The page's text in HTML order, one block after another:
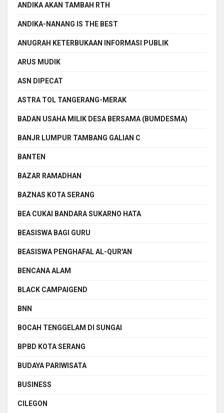
ANDIKA AKAN TAMBAH RTH
ANDIKA-NANANG IS THE BEST
ANUGRAH KETERBUKAAN INFORMASI PUBLIK
ARUS MUDIK
ASN DIPECAT
ASTRA TOL TANGERANG-MERAK
BADAN USAHA MILIK DESA BERSAMA (BUMDESMA)
BANJR LUMPUR TAMBANG GALIAN C
BANTEN
BAZAR RAMADHAN
BAZNAS KOTA SERANG
BEA CUKAI BANDARA SUKARNO HATA
BEASISWA BAGI GURU
BEASISWA PENGHAFAL AL-QUR'AN
BENCANA ALAM
BLACK CAMPAIGEND
BNN
BOCAH TENGGELAM DI SUNGAI
BPBD KOTA SERANG
BUDAYA PARIWISATA
BUSINESS
CILEGON